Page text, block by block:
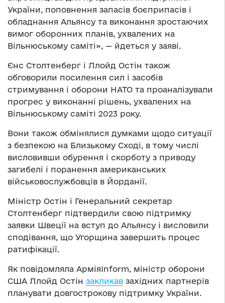
України, поповнення запасів боєприпасів і
обладнання Альянсу та виконання зростаючих
вимог оборонних планів, ухвалених на
Вільнюському саміті», — йдеться у заяві.
Єнс Столтенберг і Ллойд Остін також
обговорили посилення сил і засобів
стримування і оборони НАТО та проаналізували
прогрес у виконанні рішень, ухвалених на
Вільнюському саміті 2023 року.
Вони також обмінялися думками щодо ситуації
з безпекою на Близькому Сході, в тому числі
висловивши обурення і скорботу з приводу
загибелі і поранення американських
військовослужбовців в Йорданії.
Міністр Остін і Генеральний секретар
Столтенберг підтвердили свою підтримку
заявки Швеції на вступ до Альянсу і висловили
сподівання, що Угорщина завершить процес
ратифікації.
Як повідомляла АрміяInform, міністр оборони
США Ллойд Остін закликав західних партнерів
планувати довгострокову підтримку України.